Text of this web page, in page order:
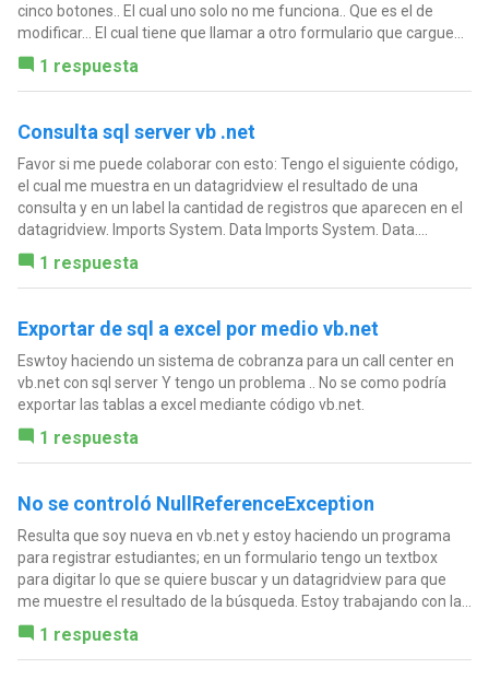
cinco botones.. El cual uno solo no me funciona.. Que es el de
modificar... El cual tiene que llamar a otro formulario que cargue...
1 respuesta
Consulta sql server vb .net
Favor si me puede colaborar con esto: Tengo el siguiente código,
el cual me muestra en un datagridview el resultado de una
consulta y en un label la cantidad de registros que aparecen en el
datagridview. Imports System. Data Imports System. Data....
1 respuesta
Exportar de sql a excel por medio vb.net
Eswtoy haciendo un sistema de cobranza para un call center en
vb.net con sql server Y tengo un problema .. No se como podría
exportar las tablas a excel mediante código vb.net.
1 respuesta
No se controló NullReferenceException
Resulta que soy nueva en vb.net y estoy haciendo un programa
para registrar estudiantes; en un formulario tengo un textbox
para digitar lo que se quiere buscar y un datagridview para que
me muestre el resultado de la búsqueda. Estoy trabajando con la...
1 respuesta